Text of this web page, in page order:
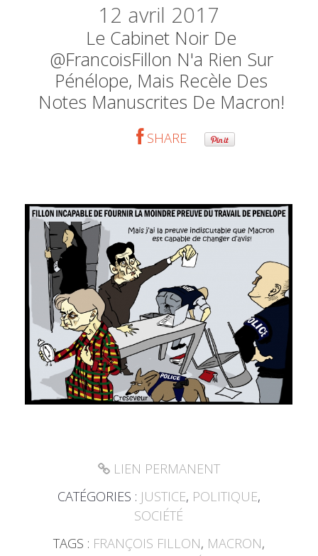
12 avril 2017
Le Cabinet Noir De
@FrancoisFillon N'a Rien Sur
Pénélope, Mais Recèle Des
Notes Manuscrites De Macron!
SHARE
LIEN PERMANENT
CATÉGORIES : JUSTICE, POLITIQUE,
SOCIÉTÉ
TAGS : FRANÇOIS FILLON, MACRON,